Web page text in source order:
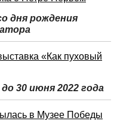
дня рождения
«Как пуховый
30 июня 2022 года
в Музее Победы